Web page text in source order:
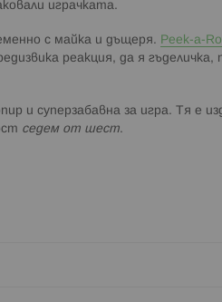
играчката.
с майка и дъщеря. Peek-a-
реакция, да я гъделичка,
и суперзабавна за игра. Тя е
седем от шест.